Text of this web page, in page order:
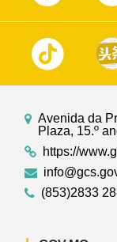
Avenida da
Plaza, 15.º
https://
(853)2833